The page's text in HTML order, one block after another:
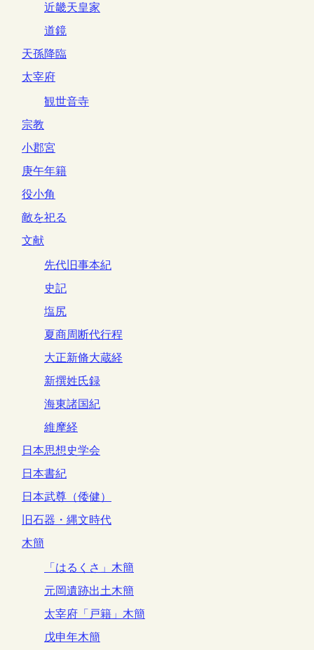
近畿天皇家
道鏡
天孫降臨
太宰府
観世音寺
宗教
小郡宮
庚午年籍
役小角
敵を祀る
文献
先代旧事本紀
史記
塩尻
夏商周断代行程
大正新脩大蔵経
新撰姓氏録
海東諸国紀
維摩経
日本思想史学会
日本書紀
日本武尊（倭健）
旧石器・縄文時代
木簡
「はるくさ」木簡
元岡遺跡出土木簡
太宰府「戸籍」木簡
戊申年木簡